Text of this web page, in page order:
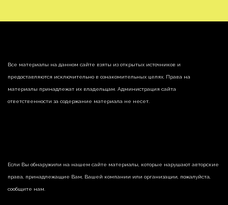
Все материалы на данном сайте взяты из открытых источников и
предоставляются исключительно в ознакомительных целях. Права на
материалы принадлежат их владельцам. Администрация сайта
ответственности за содержание материала не несет.
Если Вы обнаружили на нашем сайте материалы, которые нарушают авторские
права, принадлежащие Вам, Вашей компании или организации, пожалуйста,
сообщите нам.